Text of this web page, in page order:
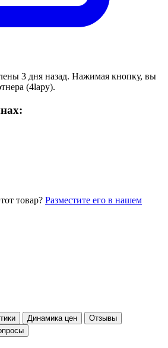
3 дня назад. Нажимая кнопку, вы
(4lapy).
товар? Разместите его в нашем
Динамика цен
Отзывы